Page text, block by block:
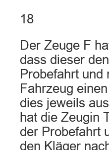
18
Der Zeuge F
dass dieser
Probefahrt und
Fahrzeug
dies jeweils
hat die Zeugin
der Probefahrt
den Kläger